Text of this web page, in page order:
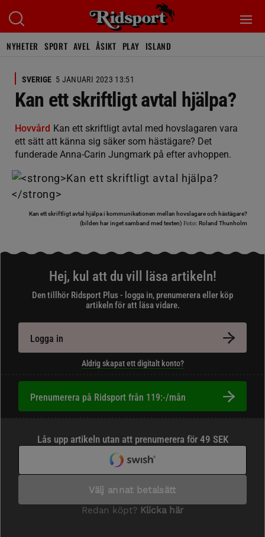
NYHETER SPORT AVEL ÅSIKT PLAY ISLAND
SVERIGE 5 JANUARI 2023 13:51
Kan ett skriftligt avtal hjälpa?
Hovvård Kan ett skriftligt avtal med hovslagaren vara
ett sätt att känna sig säker som hästägare? Det
funderade Anna-Carin Jungmark på efter avhoppen.
Kan ett skriftligt avtal hjälpa i kommunikationen mellan hovslagare och hästägare?
(bilden har inget samband med texten) Foto: Roland Thunholm
Hej, kul att du vill läsa artikeln!
Den tillhör Ridsport Plus - logga in, prenumerera eller köp
artikeln för att läsa vidare.
Logga in
Aldrig skapat ett digitalt konto?
Prenumerera på Ridsport från 119:-/mån